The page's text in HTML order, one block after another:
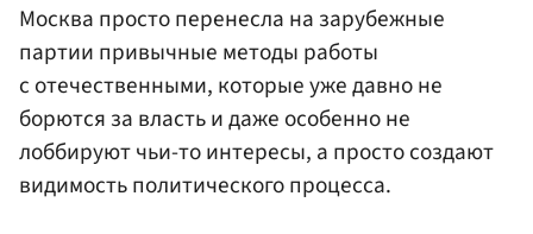
Москва просто перенесла на зарубежные
партии привычные методы работы
с отечественными, которые уже давно не
борются за власть и даже особенно не
лоббируют чьи-то интересы, а просто создают
видимость политического процесса.